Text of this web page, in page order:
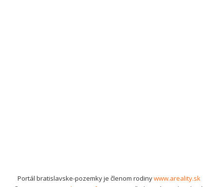
Portál bratislavske-pozemky je členom rodinywww.areality.sk